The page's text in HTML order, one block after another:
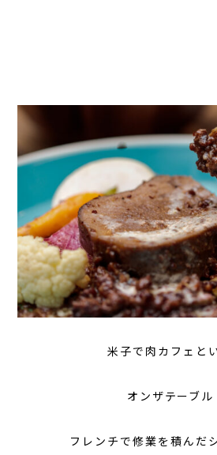
米子で肉カフェと
オンザテーブル
フレンチで修業を積んだ